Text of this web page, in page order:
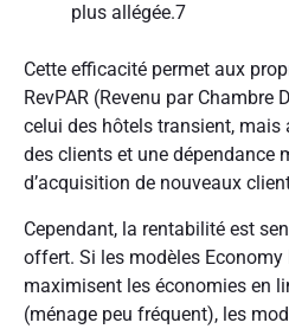
plus allégée.7
Cette efficacité permet aux
RevPAR (Revenu par
celui des hôtels transient, mais
des clients et une dépendance
d’acquisition de nouveaux
Cependant, la rentabilité est
offert. Si les modèles Economy
maximisent les économies en
(ménage peu fréquent), les